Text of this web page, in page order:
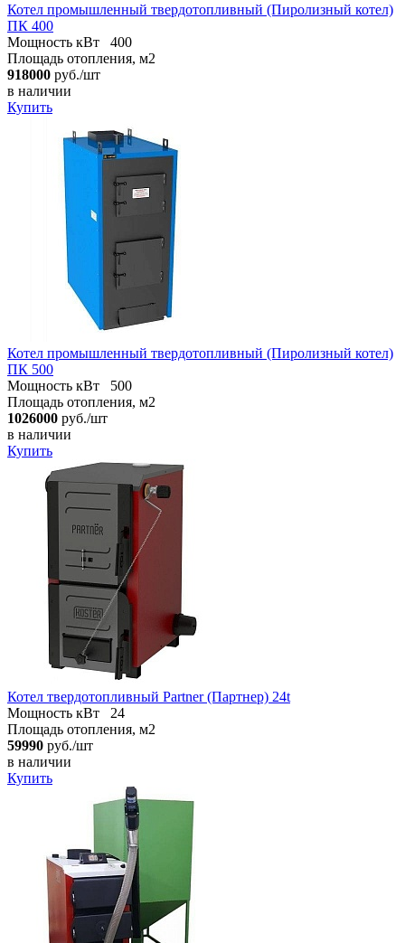
Котел промышленный твердотопливный (Пиролизный котел)
ПК 400
Мощность кВт
400
Площадь отопления, м2
918000 руб./шт
в наличии
Купить
Котел промышленный твердотопливный (Пиролизный котел)
ПК 500
Мощность кВт
500
Площадь отопления, м2
1026000 руб./шт
в наличии
Купить
Котел твердотопливный Partner (Партнер) 24t
Мощность кВт
24
Площадь отопления, м2
59990 руб./шт
в наличии
Купить